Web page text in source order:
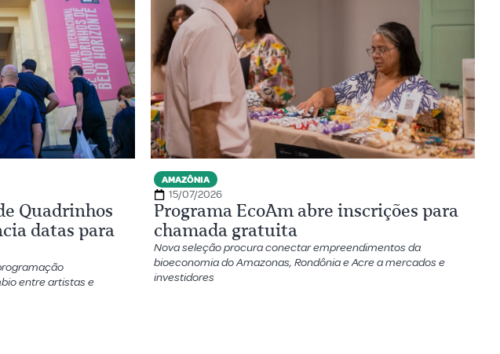
Quadrinhos
datas para
entre artistas e
AMAZÔNIA
15/07/2026
Programa EcoAm abre inscrições para
chamada gratuita
Nova seleção procura conectar empreendimentos da
bioeconomia do Amazonas, Rondônia e Acre a mercados e
investidores